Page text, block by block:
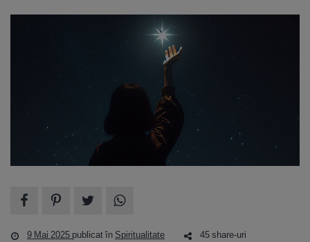
9 Mai 2025 publicat în Spiritualitate 45 share-uri